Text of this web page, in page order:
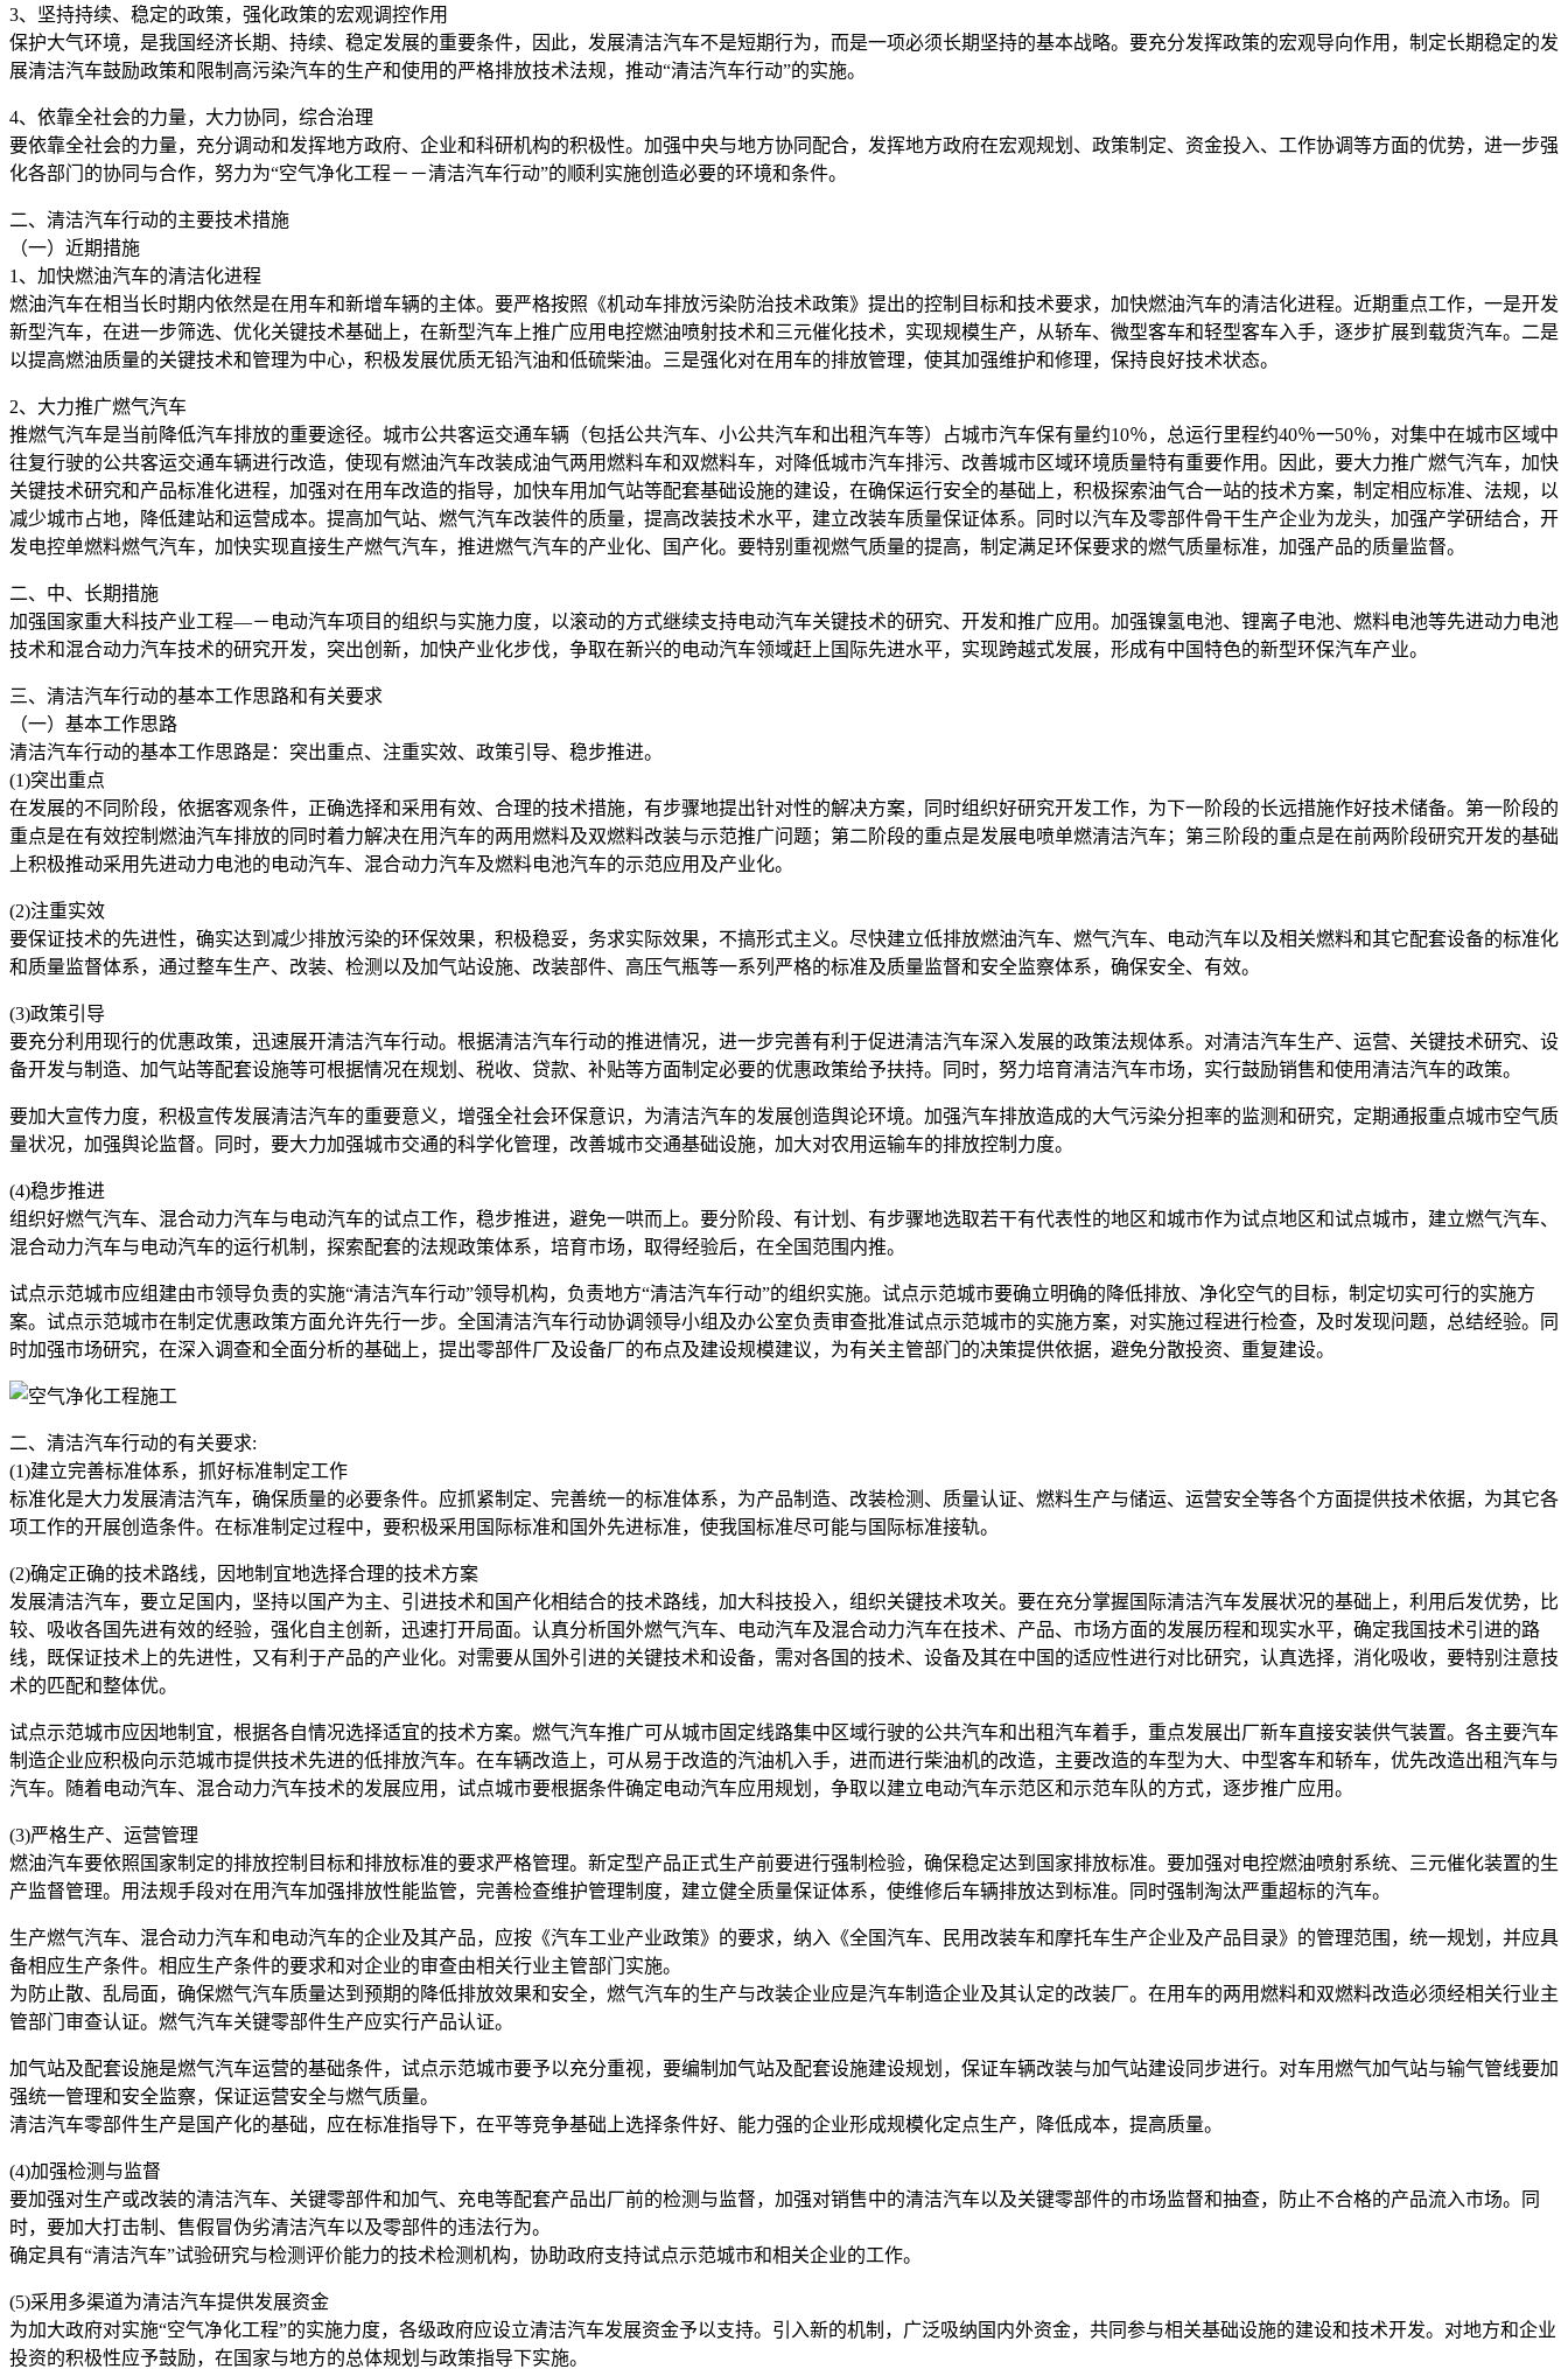
3、坚持持续、稳定的政策，强化政策的宏观调控作用
保护大气环境，是我国经济长期、持续、稳定发展的重要条件，因此，发展清洁汽车不是短期行为，而是一项必须长期坚持的基本战略。要充分发挥政策的宏观导向作用，制定长期稳定的发
展清洁汽车鼓励政策和限制高污染汽车的生产和使用的严格排放技术法规，推动“清洁汽车行动”的实施。
4、依靠全社会的力量，大力协同，综合治理
要依靠全社会的力量，充分调动和发挥地方政府、企业和科研机构的积极性。加强中央与地方协同配合，发挥地方政府在宏观规划、政策制定、资金投入、工作协调等方面的优势，进一步强
化各部门的协同与合作，努力为“空气净化工程－－清洁汽车行动”的顺利实施创造必要的环境和条件。
二、清洁汽车行动的主要技术措施
（一）近期措施
1、加快燃油汽车的清洁化进程
燃油汽车在相当长时期内依然是在用车和新增车辆的主体。要严格按照《机动车排放污染防治技术政策》提出的控制目标和技术要求，加快燃油汽车的清洁化进程。近期重点工作，一是开发
新型汽车，在进一步筛选、优化关键技术基础上，在新型汽车上推广应用电控燃油喷射技术和三元催化技术，实现规模生产，从轿车、微型客车和轻型客车入手，逐步扩展到载货汽车。二是
以提高燃油质量的关键技术和管理为中心，积极发展优质无铅汽油和低硫柴油。三是强化对在用车的排放管理，使其加强维护和修理，保持良好技术状态。
2、大力推广燃气汽车
推燃气汽车是当前降低汽车排放的重要途径。城市公共客运交通车辆（包括公共汽车、小公共汽车和出租汽车等）占城市汽车保有量约10％，总运行里程约40％一50％，对集中在城市区域中
往复行驶的公共客运交通车辆进行改造，使现有燃油汽车改装成油气两用燃料车和双燃料车，对降低城市汽车排污、改善城市区域环境质量特有重要作用。因此，要大力推广燃气汽车，加快
关键技术研究和产品标准化进程，加强对在用车改造的指导，加快车用加气站等配套基础设施的建设，在确保运行安全的基础上，积极探索油气合一站的技术方案，制定相应标准、法规，以
减少城市占地，降低建站和运营成本。提高加气站、燃气汽车改装件的质量，提高改装技术水平，建立改装车质量保证体系。同时以汽车及零部件骨干生产企业为龙头，加强产学研结合，开
发电控单燃料燃气汽车，加快实现直接生产燃气汽车，推进燃气汽车的产业化、国产化。要特别重视燃气质量的提高，制定满足环保要求的燃气质量标准，加强产品的质量监督。
二、中、长期措施
加强国家重大科技产业工程—－电动汽车项目的组织与实施力度，以滚动的方式继续支持电动汽车关键技术的研究、开发和推广应用。加强镍氢电池、锂离子电池、燃料电池等先进动力电池
技术和混合动力汽车技术的研究开发，突出创新，加快产业化步伐，争取在新兴的电动汽车领域赶上国际先进水平，实现跨越式发展，形成有中国特色的新型环保汽车产业。
三、清洁汽车行动的基本工作思路和有关要求
（一）基本工作思路
清洁汽车行动的基本工作思路是：突出重点、注重实效、政策引导、稳步推进。
(1)突出重点
在发展的不同阶段，依据客观条件，正确选择和采用有效、合理的技术措施，有步骤地提出针对性的解决方案，同时组织好研究开发工作，为下一阶段的长远措施作好技术储备。第一阶段的
重点是在有效控制燃油汽车排放的同时着力解决在用汽车的两用燃料及双燃料改装与示范推广问题；第二阶段的重点是发展电喷单燃清洁汽车；第三阶段的重点是在前两阶段研究开发的基础
上积极推动采用先进动力电池的电动汽车、混合动力汽车及燃料电池汽车的示范应用及产业化。
(2)注重实效
要保证技术的先进性，确实达到减少排放污染的环保效果，积极稳妥，务求实际效果，不搞形式主义。尽快建立低排放燃油汽车、燃气汽车、电动汽车以及相关燃料和其它配套设备的标准化
和质量监督体系，通过整车生产、改装、检测以及加气站设施、改装部件、高压气瓶等一系列严格的标准及质量监督和安全监察体系，确保安全、有效。
(3)政策引导
要充分利用现行的优惠政策，迅速展开清洁汽车行动。根据清洁汽车行动的推进情况，进一步完善有利于促进清洁汽车深入发展的政策法规体系。对清洁汽车生产、运营、关键技术研究、设
备开发与制造、加气站等配套设施等可根据情况在规划、税收、贷款、补贴等方面制定必要的优惠政策给予扶持。同时，努力培育清洁汽车市场，实行鼓励销售和使用清洁汽车的政策。
要加大宣传力度，积极宣传发展清洁汽车的重要意义，增强全社会环保意识，为清洁汽车的发展创造舆论环境。加强汽车排放造成的大气污染分担率的监测和研究，定期通报重点城市空气质
量状况，加强舆论监督。同时，要大力加强城市交通的科学化管理，改善城市交通基础设施，加大对农用运输车的排放控制力度。
(4)稳步推进
组织好燃气汽车、混合动力汽车与电动汽车的试点工作，稳步推进，避免一哄而上。要分阶段、有计划、有步骤地选取若干有代表性的地区和城市作为试点地区和试点城市，建立燃气汽车、
混合动力汽车与电动汽车的运行机制，探索配套的法规政策体系，培育市场，取得经验后，在全国范围内推。
试点示范城市应组建由市领导负责的实施“清洁汽车行动”领导机构，负责地方“清洁汽车行动”的组织实施。试点示范城市要确立明确的降低排放、净化空气的目标，制定切实可行的实施方
案。试点示范城市在制定优惠政策方面允许先行一步。全国清洁汽车行动协调领导小组及办公室负责审查批准试点示范城市的实施方案，对实施过程进行检查，及时发现问题，总结经验。同
时加强市场研究，在深入调查和全面分析的基础上，提出零部件厂及设备厂的布点及建设规模建议，为有关主管部门的决策提供依据，避免分散投资、重复建设。
二、清洁汽车行动的有关要求:
(1)建立完善标准体系，抓好标准制定工作
标准化是大力发展清洁汽车，确保质量的必要条件。应抓紧制定、完善统一的标准体系，为产品制造、改装检测、质量认证、燃料生产与储运、运营安全等各个方面提供技术依据，为其它各
项工作的开展创造条件。在标准制定过程中，要积极采用国际标准和国外先进标准，使我国标准尽可能与国际标准接轨。
(2)确定正确的技术路线，因地制宜地选择合理的技术方案
发展清洁汽车，要立足国内，坚持以国产为主、引进技术和国产化相结合的技术路线，加大科技投入，组织关键技术攻关。要在充分掌握国际清洁汽车发展状况的基础上，利用后发优势，比
较、吸收各国先进有效的经验，强化自主创新，迅速打开局面。认真分析国外燃气汽车、电动汽车及混合动力汽车在技术、产品、市场方面的发展历程和现实水平，确定我国技术引进的路
线，既保证技术上的先进性，又有利于产品的产业化。对需要从国外引进的关键技术和设备，需对各国的技术、设备及其在中国的适应性进行对比研究，认真选择，消化吸收，要特别注意技
术的匹配和整体优。
试点示范城市应因地制宜，根据各自情况选择适宜的技术方案。燃气汽车推广可从城市固定线路集中区域行驶的公共汽车和出租汽车着手，重点发展出厂新车直接安装供气装置。各主要汽车
制造企业应积极向示范城市提供技术先进的低排放汽车。在车辆改造上，可从易于改造的汽油机入手，进而进行柴油机的改造，主要改造的车型为大、中型客车和轿车，优先改造出租汽车与
汽车。随着电动汽车、混合动力汽车技术的发展应用，试点城市要根据条件确定电动汽车应用规划，争取以建立电动汽车示范区和示范车队的方式，逐步推广应用。
(3)严格生产、运营管理
燃油汽车要依照国家制定的排放控制目标和排放标准的要求严格管理。新定型产品正式生产前要进行强制检验，确保稳定达到国家排放标准。要加强对电控燃油喷射系统、三元催化装置的生
产监督管理。用法规手段对在用汽车加强排放性能监管，完善检查维护管理制度，建立健全质量保证体系，使维修后车辆排放达到标准。同时强制淘汰严重超标的汽车。
生产燃气汽车、混合动力汽车和电动汽车的企业及其产品，应按《汽车工业产业政策》的要求，纳入《全国汽车、民用改装车和摩托车生产企业及产品目录》的管理范围，统一规划，并应具
备相应生产条件。相应生产条件的要求和对企业的审查由相关行业主管部门实施。
为防止散、乱局面，确保燃气汽车质量达到预期的降低排放效果和安全，燃气汽车的生产与改装企业应是汽车制造企业及其认定的改装厂。在用车的两用燃料和双燃料改造必须经相关行业主
管部门审查认证。燃气汽车关键零部件生产应实行产品认证。
加气站及配套设施是燃气汽车运营的基础条件，试点示范城市要予以充分重视，要编制加气站及配套设施建设规划，保证车辆改装与加气站建设同步进行。对车用燃气加气站与输气管线要加
强统一管理和安全监察，保证运营安全与燃气质量。
清洁汽车零部件生产是国产化的基础，应在标准指导下，在平等竞争基础上选择条件好、能力强的企业形成规模化定点生产，降低成本，提高质量。
(4)加强检测与监督
要加强对生产或改装的清洁汽车、关键零部件和加气、充电等配套产品出厂前的检测与监督，加强对销售中的清洁汽车以及关键零部件的市场监督和抽查，防止不合格的产品流入市场。同
时，要加大打击制、售假冒伪劣清洁汽车以及零部件的违法行为。
确定具有“清洁汽车”试验研究与检测评价能力的技术检测机构，协助政府支持试点示范城市和相关企业的工作。
(5)采用多渠道为清洁汽车提供发展资金
为加大政府对实施“空气净化工程”的实施力度，各级政府应设立清洁汽车发展资金予以支持。引入新的机制，广泛吸纳国内外资金，共同参与相关基础设施的建设和技术开发。对地方和企业
投资的积极性应予鼓励，在国家与地方的总体规划与政策指导下实施。